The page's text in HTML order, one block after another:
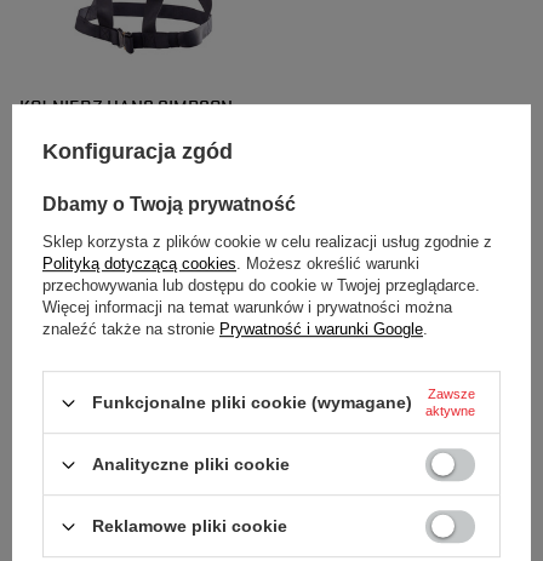
KOŁNIERZ HANS SIMPSON
NEWSLETTER
Bądź na bieżąco i zapisz się do naszego
Konfiguracja zgód
Dbamy o Twoją prywatność
Sklep korzysta z plików cookie w celu realizacji usług zgodnie z
Polityką dotyczącą cookies. Możesz określić warunki
przechowywania lub dostępu do cookie w Twojej przeglądarce.
Więcej informacji na temat warunków i prywatności można
znaleźć także na stronie Prywatność i warunki Google.
Funkcjonalne pliki cookie (wymagane)
Zawsze
aktywne
Analityczne pliki cookie
Reklamowe pliki cookie